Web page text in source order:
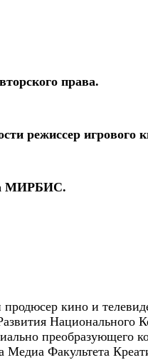
права.
режиссер игрового
МИРБИС.
кино и
Национального
преобразующего
Медиа Факультета